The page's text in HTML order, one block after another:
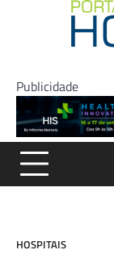
Publicidade
HOSPITAIS